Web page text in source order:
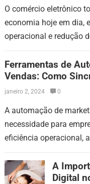
O comércio eletrônico
economia hoje em dia,
operacional e redução
Ferramentas de
Vendas: Como
Resultados Melhores
janeiro 2, 2024 0
A automação de
necessidade para
eficiência operacional,
A
Digital